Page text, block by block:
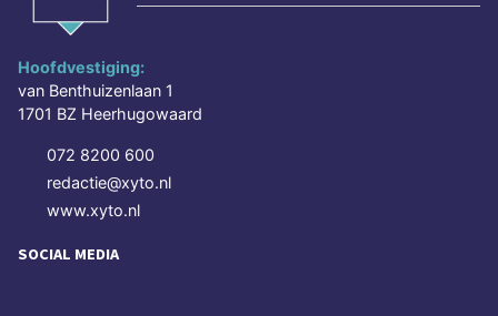
Hoofdvestiging:
van Benthuizenlaan 1
1701 BZ Heerhugowaard
072 8200 600
redactie@xyto.nl
www.xyto.nl
SOCIAL MEDIA